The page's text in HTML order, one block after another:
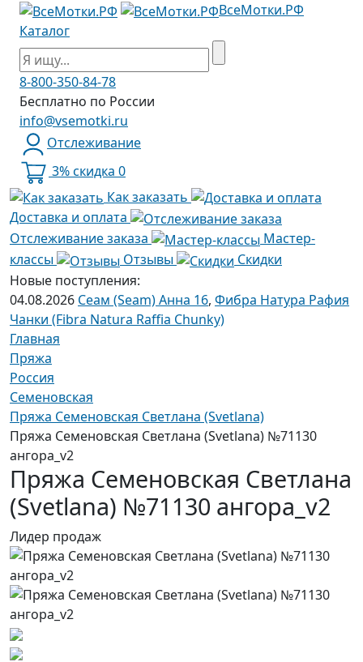
ВсеМотки.РФ
Каталог
8-800-350-84-78
Бесплатно по России
info@vsemotki.ru
Отслеживание
3% скидка 0
Как заказать
Доставка и оплата
Отслеживание заказа
Мастер-
классы
Отзывы
Скидки
Новые поступления:
04.08.2026 Сеам (Seam) Анна 16, Фибра Натура Рафия
Чанки (Fibra Natura Raffia Chunky)
Главная
Пряжа
Россия
Семеновская
Пряжа Семеновская Светлана (Svetlana)
Пряжа Семеновская Светлана (Svetlana) №71130
ангора_v2
Пряжа Семеновская Светлана
(Svetlana) №71130 ангора_v2
Лидер продаж